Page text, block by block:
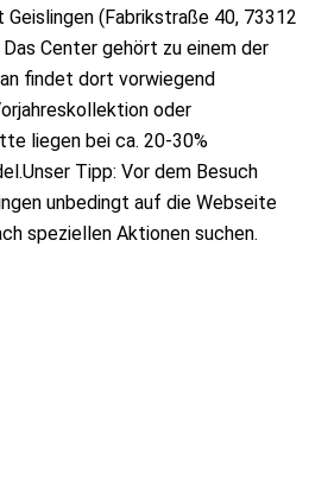
(Fabrikstraße 40, 73312
Center gehört zu einem der
findet dort vorwiegend
oder
liegen bei ca. 20-30%
Tipp: Vor dem Besuch
unbedingt auf die Webseite
speziellen Aktionen suchen.